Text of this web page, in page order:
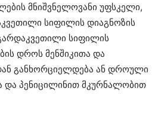
მნიშვნელოვანი უფსკელი,
სიფილის დიაგნოზის
სიფილის
დროს მენშიკითა და
განხორციელდება ან დროული
და პენიცილინით მკურნალობით